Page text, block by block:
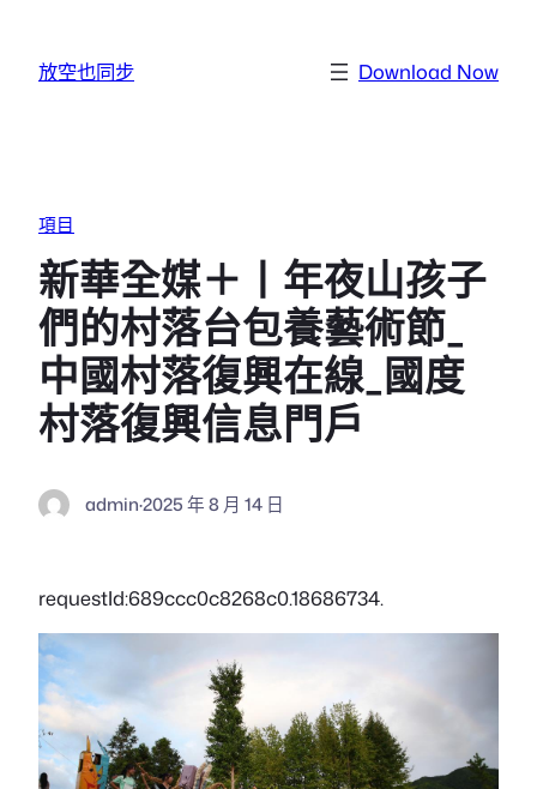
放空也同步 Download Now
項目
新華全媒＋丨年夜山孩子
們的村落台包養藝術節_
中國村落復興在線_國度
村落復興信息門戶
admin·2025 年 8 月 14 日
requestId:689ccc0c8268c0.18686734.